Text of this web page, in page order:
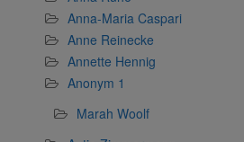
Anna-Maria Caspari
Anne Reinecke
Annette Hennig
Anonym 1
Marah Woolf